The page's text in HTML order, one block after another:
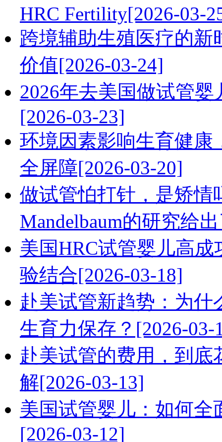
HRC Fertility[2026-03-
跨境辅助生殖医疗的
价值[2026-03-24]
2026年去美国做试管
[2026-03-23]
环境因素影响生育健康
全屏障[2026-03-20]
做试管怕打针，是矫情
Mandelbaum的研究给
美国HRC试管婴儿高
验结合[2026-03-18]
赴美试管新趋势：为什
生育力保存？[2026-03-
赴美试管的费用，到
解[2026-03-13]
美国试管婴儿：如何
[2026-03-12]